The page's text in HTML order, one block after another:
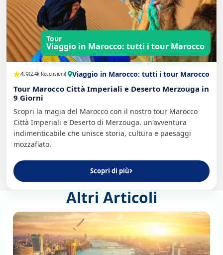
Tour
Viaggio in Marocco: tutti i tour Marocco
4.9(2.4k Recensioni) Viaggio in Marocco: tutti i tour Marocco
Tour Marocco Città Imperiali e Deserto Merzouga in
9 Giorni
Scopri la magia del Marocco con il nostro tour Marocco
Città Imperiali e Deserto di Merzouga. un'avventura
indimenticabile che unisce storia, cultura e paesaggi
mozzafiato.
Scopri di più
Altri Articoli